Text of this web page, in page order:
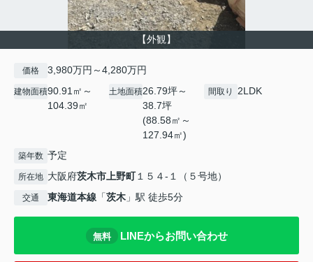
【外観】
価格 3,980万円～4,280万円
建物面積90.91㎡～
104.39㎡
土地面積26.79坪～
38.7坪
(88.58㎡～
127.94㎡)
間取り 2LDK
築年数 予定
所在地 大阪府茨木市上野町１５４-１（５号地）
交通 東海道本線 「茨木 」駅 徒歩5分
無料 LINEからお問い合わせ